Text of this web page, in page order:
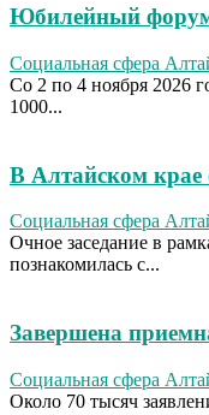
Юбилейный форум
Социальная сфера
Со 2 по 4 ноября 2026
1000...
В Алтайском крае
Социальная сфера
Очное заседание в
познакомилась с...
Завершена
Социальная сфера
Около 70 тысяч